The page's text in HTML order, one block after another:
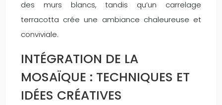
des murs blancs, tandis qu’un carrelage
terracotta crée une ambiance chaleureuse et
conviviale.
INTÉGRATION DE LA
MOSAÏQUE : TECHNIQUES ET
IDÉES CRÉATIVES